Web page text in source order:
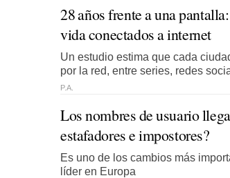
28 años frente a una
vida conectados a internet
Un estudio estima que cada
por la red, entre series, redes
P.A.
Los nombres de usuario
estafadores e impostores?
Es uno de los cambios más
líder en Europa